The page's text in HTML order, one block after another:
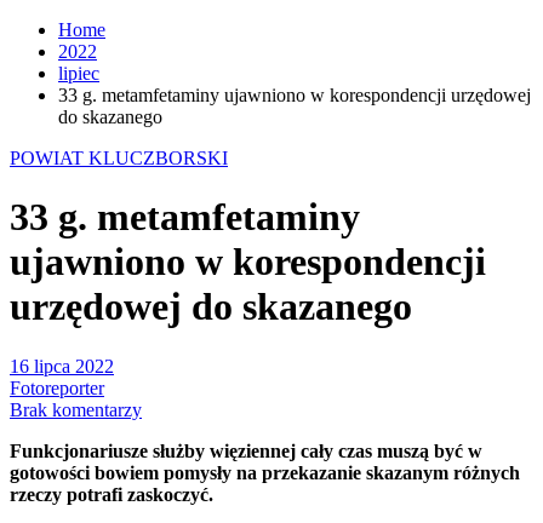
Home
2022
lipiec
33 g. metamfetaminy ujawniono w korespondencji urzędowej
do skazanego
POWIAT KLUCZBORSKI
33 g. metamfetaminy
ujawniono w korespondencji
urzędowej do skazanego
16 lipca 2022
Fotoreporter
Brak komentarzy
Funkcjonariusze służby więziennej cały czas muszą być w
gotowości bowiem pomysły na przekazanie skazanym różnych
rzeczy potrafi zaskoczyć.